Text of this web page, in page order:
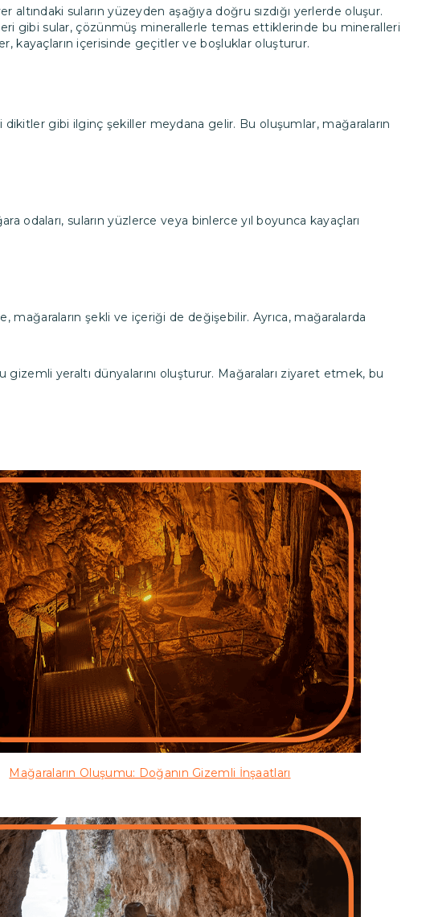
altındaki suların yüzeyden aşağıya doğru sızdığı yerlerde oluşur.
gibi sular, çözünmüş minerallerle temas ettiklerinde bu mineralleri
kayaçların içerisinde geçitler ve boşluklar oluşturur.
gibi ilginç şekiller meydana gelir. Bu oluşumlar, mağaraların
odaları, suların yüzlerce veya binlerce yıl boyunca kayaçları
şekli ve içeriği de değişebilir. Ayrıca, mağaralarda
yeraltı dünyalarını oluşturur. Mağaraları ziyaret etmek, bu
Mağaraların Oluşumu: Doğanın Gizemli İnşaatları